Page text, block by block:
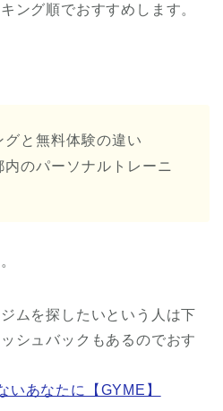
ング順でおすすめします。
と無料体験の違い
のパーソナルトレーニ
ムを探したいという人は下
シュバックもあるのでおす
いあなたに【GYME】